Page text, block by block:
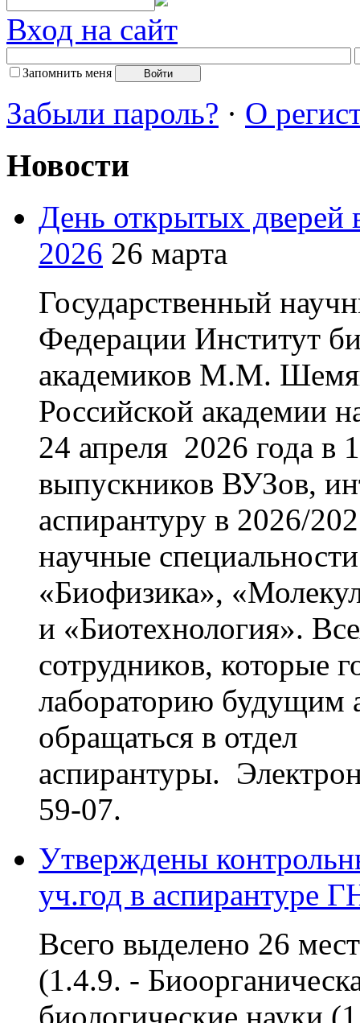
Вход на сайт
Запомнить меня
Забыли пароль? · О
Новости
День открытых
2026 26 марта
Государственный
Федерации Институт
академиков М.М.
Российской академии
24 апреля 2026 года в
выпускников ВУЗов,
аспирантуру в 2026/
научные
«Биофизика»,
и «Биотехнология».
сотрудников, которые
лабораторию будущим
обращаться в отдел
аспирантуры.
59-07.
Утверждены
уч.год в
Всего выделено 26
(1.4.9. -